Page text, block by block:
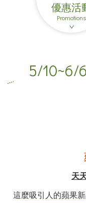
優惠活
Promotions
5/10~6/
天
這麼吸引人的蘋果